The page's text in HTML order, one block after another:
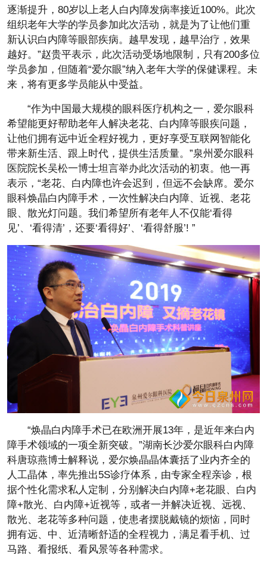
逐渐提升，80岁以上老人白内障发病率接近100%。此次
组织老年大学的学员参加此次活动，就是为了让他们重
新认识白内障等眼部疾病。越早发现，越早治疗，效果
越好。”赵贵平表示，此次活动受场地限制，只有200多位
学员参加，但随着“爱尔眼”纳入老年大学的保健课程。未
来，将有更多学员能从中受益。
“作为中国最大规模的眼科医疗机构之一，爱尔眼科
希望能更好帮助老年人解决老花、白内障等眼疾问题，
让他们拥有远中近全程好视力，更好享受互联网智能化
带来新生活、跟上时代，提供生活质量。”泉州爱尔眼科
医院院长吴松一博士坦言举办此次活动的初衷。他一再
表示，“老花、白内障也许会迟到，但远不会缺席。爱尔
眼科焕晶白内障手术，一次性解决白内障、近视、老花
眼、散光灯问题。我们希望所有老年人不仅能‘看得
见’、‘看得清’，还要‘看得好’、‘看得舒服’! ”
“焕晶白内障手术已在欧洲开展13年，是近年来白内
障手术领域的一项全新突破。”湖南长沙爱尔眼科白内障
科唐琼燕博士解释说，爱尔焕晶晶体囊括了业内齐全的
人工晶体，率先推出5S诊疗体系，由专家全程亲诊，根
据个性化需求私人定制，分别解决白内障+老花眼、白内
障+散光、白内障+近视等，或者一并解决近视、远视、
散光、老花等多种问题，使患者摆脱戴镜的烦恼，同时
拥有远、中、近清晰舒适的全程视力，满足看手机、过
马路、看报纸、看风景等各种需求。